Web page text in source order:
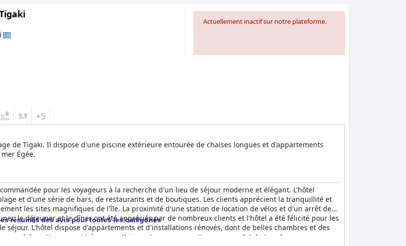
Actuellement inactif sur notre plateforme.
+5
de Tigaki. Il dispose d'une piscine extérieure entourée de chaises longues et d'appartements
Égée.
pour les voyageurs à la recherche d'un lieu de séjour moderne et élégant. L'hôtel
et d'une série de bars, de restaurants et de boutiques. Les clients apprécient la tranquillité et
les sites magnifiques de l'île. La proximité d'une station de location de vélos et d'un arrêt de
le déjeuner et le dîner ont été appréciés par de nombreux clients et l'hôtel a été félicité pour les
L'hôtel dispose d'appartements et d'installations rénovés, dont de belles chambres et des
de nettoyage est très sympathique et assure un nettoyage complet de tous les espaces, ce
résumés des avis pour toutes les catégories